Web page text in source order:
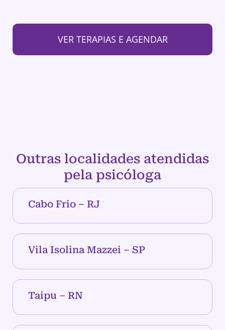
VER TERAPIAS E AGENDAR
Outras localidades atendidas
pela psicóloga
Cabo Frio – RJ
Vila Isolina Mazzei – SP
Taipu – RN